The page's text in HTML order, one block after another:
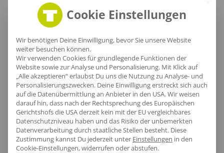
Grammatur:
Zertifikate : OEKOTEX 100
Größentabelle
Lieferzeit
Cookie Einstellungen
Wir benötigen Deine Einwilligung, bevor Sie unsere Website
weiter besuchen können.
Wir verwenden Cookies für grundlegende Funktionen der
Website sowie zur Analyse und Personalisierung. Mit Klick auf
„Alle akzeptieren“ erlaubst Du uns die Nutzung zu Analyse- und
Personalisierungszwecken. Deine Einwilligung erstreckt sich auch
auf die Datenübermittlung an Anbieter in den USA. Wir weisen
darauf hin, dass nach der Rechtsprechung des Europäischen
Gerichtshofs die USA derzeit kein mit der EU vergleichbares
Datenschutzniveau haben und das Risiko der unbemerkten
Datenverarbeitung durch staatliche Stellen besteht. Diese
Zustimmung kannst Du jederzeit unter Einstellungen in den
Cookie-Einstellungen, widerrufen oder abstufen.